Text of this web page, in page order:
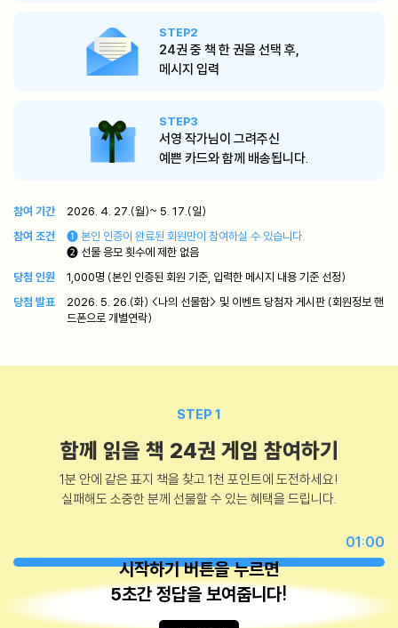
STEP2
24권 중 책 한 권을 선택 후,
메시지 입력
STEP3
서영 작가님이 그려주신
예쁜 카드와 함께 배송됩니다.
참여 기간
2026. 4. 27.(월)~ 5. 17.(일)
참여 조건
본인 인증이 완료된 회원만이 참여하실 수 있습니다.
선물 응모 횟수에 제한 없음
당첨 인원
1,000명 (본인 인증된 회원 기준, 입력한 메시지 내용 기준 선정)
당첨 발표
2026. 5. 26.(화) <나의 선물함> 및 이벤트 당첨자 게시판 (회원정보 핸
드폰으로 개별연락)
STEP 1
함께 읽을 책 24권 게임 참여하기
1분 안에 같은 표지 책을 찾고 1천 포인트에 도전하세요!
실패해도 소중한 분께 선물할 수 있는 혜택을 드립니다.
01:00
시작하기 버튼을 누르면
5초간 정답을 보여줍니다!